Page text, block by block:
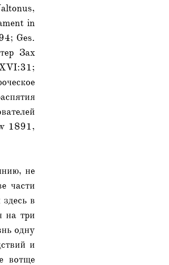
in
Ges.
Зах
1891,
не
части
в
на три
одну
и
вотще